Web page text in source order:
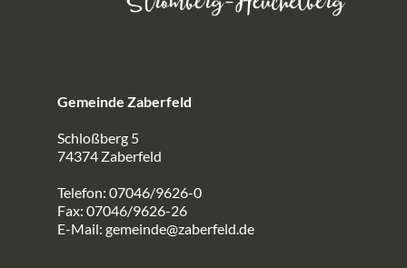
Gemeinde Zaberfeld
Schloßberg 5
74374 Zaberfeld
Telefon: 07046/9626-0
Fax: 07046/9626-26
E-Mail: gemeinde@zaberfeld.de